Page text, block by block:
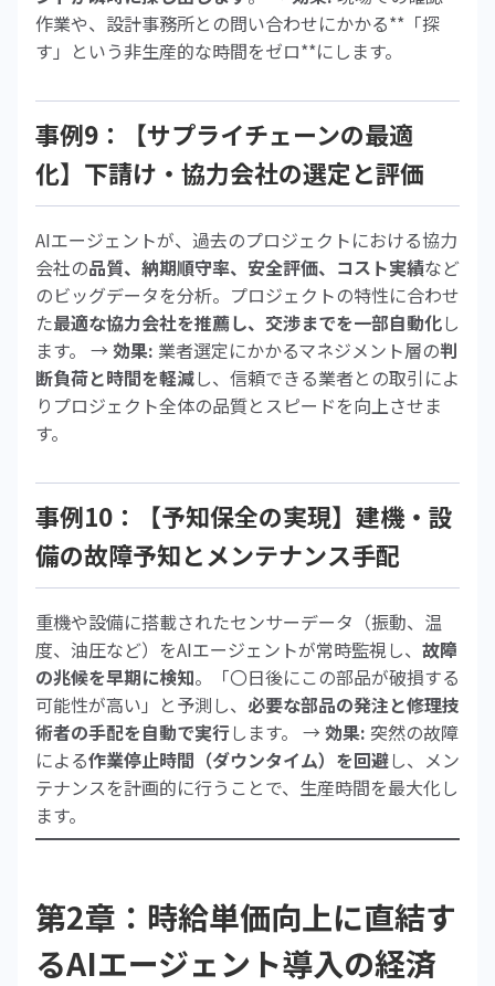
作業や、設計事務所との問い合わせにかかる**「探
す」という非生産的な時間をゼロ**にします。
事例9：【サプライチェーンの最適
化】下請け・協力会社の選定と評価
AIエージェントが、過去のプロジェクトにおける協力
会社の品質、納期順守率、安全評価、コスト実績など
のビッグデータを分析。プロジェクトの特性に合わせ
た最適な協力会社を推薦し、交渉までを一部自動化し
ます。 →効果: 業者選定にかかるマネジメント層の判
断負荷と時間を軽減し、信頼できる業者との取引によ
りプロジェクト全体の品質とスピードを向上させま
す。
事例10：【予知保全の実現】建機・設
備の故障予知とメンテナンス手配
重機や設備に搭載されたセンサーデータ（振動、温
度、油圧など）をAIエージェントが常時監視し、 故障
の兆候を早期に検知。「〇日後にこの部品が破損する
可能性が高い」と予測し、 必要な部品の発注と修理技
術者の手配を自動で実行します。 →効果: 突然の故障
による作業停止時間（ダウンタイム）を回避し、メン
テナンスを計画的に行うことで、生産時間を最大化し
ます。
第2章：時給単価向上に直結す
るAIエージェント導入の経済